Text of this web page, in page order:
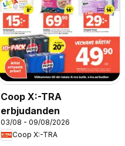
Coop X:-TRA
erbjudanden
03/08 - 09/08/2026
Coop X:-TRA